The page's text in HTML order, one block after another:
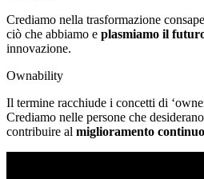
Crediamo nella trasformazione
ciò che abbiamo e plasmiamo il
innovazione.
Ownability
Il termine racchiude i concetti di
Crediamo nelle persone che
contribuire al miglioramento